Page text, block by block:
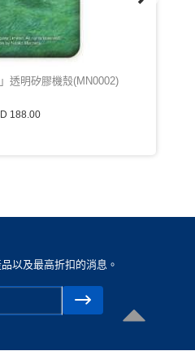
透明矽膠機殼(MN0002)
188.00
以及最高折扣的消息。